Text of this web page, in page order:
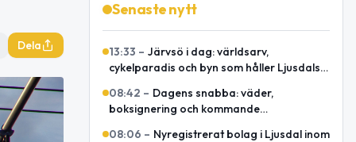
Dela
Senaste nytt
13:33 – Järvsö i dag: världsarv,
cykelparadis och byn som håller Ljusdals
08:42 – Dagens snabba: väder,
boksignering och kommande
08:06 – Nyregistrerat bolag i Ljusdal inom